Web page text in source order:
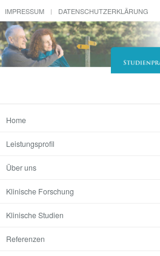
IMPRESSUM DATENSCHUTZERKLÄRUNG
Home
Leistungsprofil
Über uns
Klinische Forschung
Klinische Studien
Referenzen